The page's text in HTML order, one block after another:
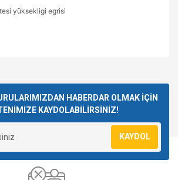
Yorum Yaz
iletebilirsiniz.
için teşekkür ederiz.
bozuk veya görüntülenemiyor.
eksik bilgiler bulunuyor.
sitelerden daha pahalı.
HABERDAR OLMAK İÇİN
KAYDOLABİLİRSİNİZ!
KAYDOL